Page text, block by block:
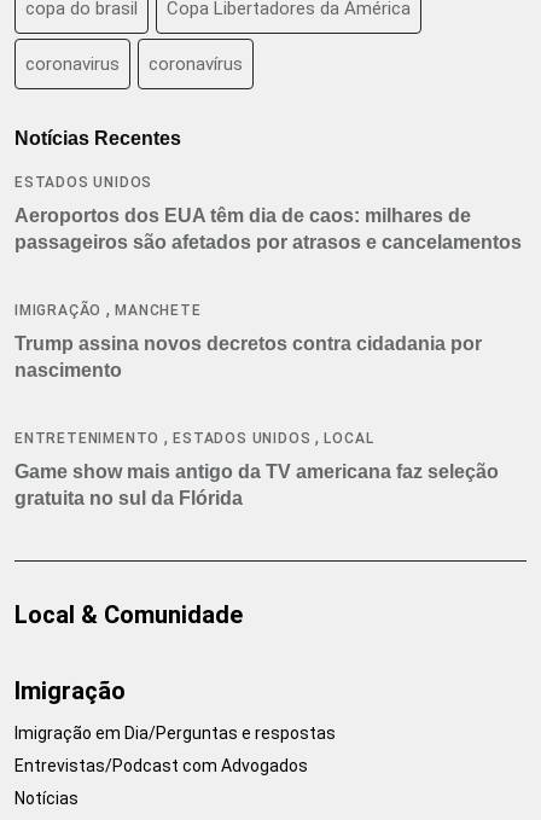
copa do brasil Copa Libertadores da América
coronavirus coronavírus
Notícias Recentes
ESTADOS UNIDOS
Aeroportos dos EUA têm dia de caos: milhares de
passageiros são afetados por atrasos e cancelamentos
IMIGRAÇÃO ,MANCHETE
Trump assina novos decretos contra cidadania por
nascimento
ENTRETENIMENTO ,ESTADOS UNIDOS ,LOCAL
Game show mais antigo da TV americana faz seleção
gratuita no sul da Flórida
Local & Comunidade
Imigração
Imigração em Dia/Perguntas e respostas
Entrevistas/Podcast com Advogados
Notícias